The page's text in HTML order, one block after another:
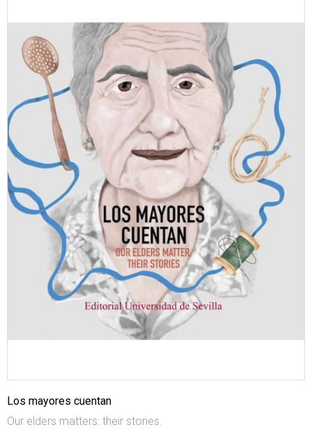
Los mayores cuentan
Our elders matters: their stories.